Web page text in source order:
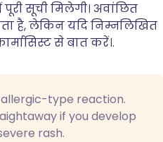
सूची मिलेगी। अवांछित
है, लेकिन यदि निम्नलिखित
से बात करें।.
type reaction.
if you develop
rash.